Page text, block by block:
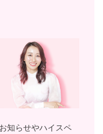
知らせやハイスペ